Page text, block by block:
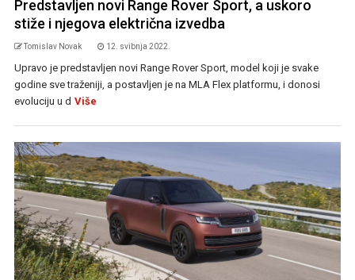
Predstavljen novi Range Rover Sport, a uskoro
stiže i njegova električna izvedba
Tomislav Novak 12. svibnja 2022.
Upravo je predstavljen novi Range Rover Sport, model koji je svake
godine sve traženiji, a postavljen je na MLA Flex platformu, i donosi
evoluciju u d Više